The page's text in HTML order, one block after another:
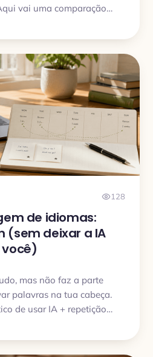
vai uma comparação
repetição espaçada (SRS)
longo prazo.
128
de idiomas:
(sem deixar a IA
mas não faz a parte
palavras na tua cabeça.
de usar IA + repetição